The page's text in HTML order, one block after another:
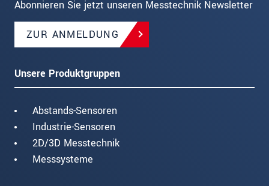
Abonnieren Sie jetzt unseren Messtechnik Newsletter
ZUR ANMELDUNG
Unsere Produktgruppen
Abstands-Sensoren
Industrie-Sensoren
2D/3D Messtechnik
Messsysteme